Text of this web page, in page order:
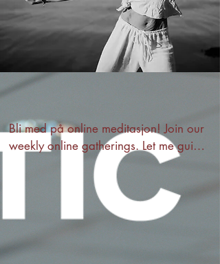
Bli med på online meditasjon! Join our
weekly online gatherings. Let me guide
you to more love, joy and compassion